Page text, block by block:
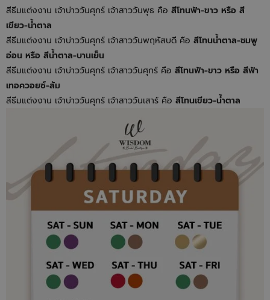
สีธีมแต่งงาน เจ้าบ่าววันศุกร์ เจ้าสาววันพุธ คือ สีโทนฟ้า-ขาว หรือ สี
เขียว-น้ำตาล
สีธีมแต่งงาน เจ้าบ่าววันศุกร์ เจ้าสาววันพฤหัสบดี คือ สีโทนน้ำตาล-ชมพู
อ่อน หรือ สีน้ำตาล-บานเย็น
สีธีมแต่งงาน เจ้าบ่าววันศุกร์ เจ้าสาววันศุกร์ คือ สีโทนฟ้า-ขาว หรือ สีฟ้า
เทอควอยซ์-ส้ม
สีธีมแต่งงาน เจ้าบ่าววันศุกร์ เจ้าสาววันเสาร์ คือ สีโทนเขียว-น้ำตาล